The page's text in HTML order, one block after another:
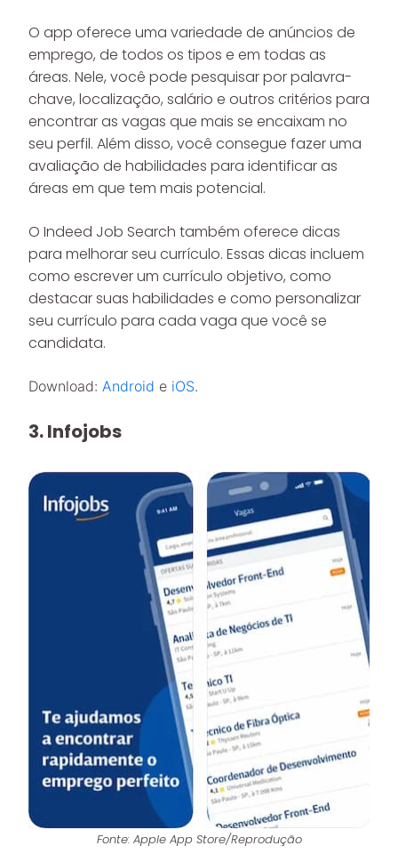
O app oferece uma variedade de anúncios de
emprego, de todos os tipos e em todas as
áreas. Nele, você pode pesquisar por palavra-
chave, localização, salário e outros critérios para
encontrar as vagas que mais se encaixam no
seu perfil. Além disso, você consegue fazer uma
avaliação de habilidades para identificar as
áreas em que tem mais potencial.
O Indeed Job Search também oferece dicas
para melhorar seu currículo. Essas dicas incluem
como escrever um currículo objetivo, como
destacar suas habilidades e como personalizar
seu currículo para cada vaga que você se
candidata.
Download: Android e iOS.
3. Infojobs
Fonte: Apple App Store/Reprodução